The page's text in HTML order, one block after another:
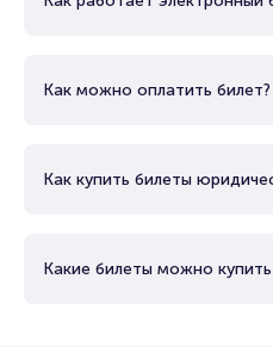
Как можно оплатить билет?
Как купить билеты
Какие билеты можно